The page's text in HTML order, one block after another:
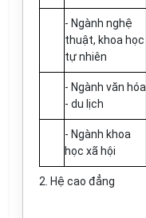
- Ngành nghệ
thuật, khoa học
tự nhiên
- Ngành văn hóa
- du lịch
- Ngành khoa
học xã hội
2. Hệ cao đẳng